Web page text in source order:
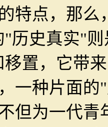
特点，那
"历史真实"
置，它带
一种片面
但为一代